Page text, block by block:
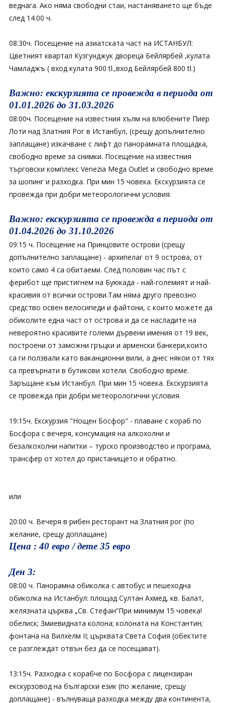
веднага. Ако няма свободни стаи, настаняването ще бъде
след 14.00 ч.
08:30ч. Посещение на азиатската част на ИСТАНБУЛ:
Цветният квартал Кузгунджук двореца Бейлярбей ,кулата
Чамладжъ ( вход кулата 900 tl.,вход Бейлярбей 800 tl.)
Важно: екскурзията се провежда в периода от
01.01.2026 до 31.03.2026
08:00ч. Посещение на известния хълм на влюбените Пиер
Лоти над Златния Рог в Истанбул, (срещу допълнително
заплащане) изкачване с лифт до панорамната площадка,
свободно време за снимки. Посещение на известния
търговски комплекс Venezia Mega Outlet и свободно време
за шопинг и разходка. При мин 15 човека. Екскурзията се
провежда при добри метеорологични условия.
Важно: екскурзията се провежда в периода от
01.04.2026 до 31.10.2026
09:15 ч. Посещение на Принцовите острови (срещу
допълнително заплащане) - архипелаг от 9 острова, от
които само 4 са обитаеми. След половин час път с
ферибот ще пристигнем на Буюкада - най-големият и най-
красивия от всички острови.Там няма друго превозно
средство освен велосипеди и файтони, с които можете да
обиколите една част от острова и да се насладите на
невероятно красивите големи дървени имения от 19 век,
построени от заможни гръцки и арменски банкери,които
са ги ползвали като ваканционни вили, а днес някои от тях
са превърнати в бутикови хотели. Свободно време.
Заръщане към Истанбул. При мин 15 човека. Екскурзията
се провежда при добри метеорологични условия.
19:15ч. Екскурзия "Нощен Босфор" - плаване с кораб по
Босфора с вечеря, консумация на алкохолни и
безалкохолни напитки – турско производство и програма,
трансфер от хотел до пристанището и обратно.
или
20:00 ч. Вечеря в рибен ресторант на Златния рог (по
желание, срещу доплащане)
Цена : 40 евро / дете 35 евро
Ден 3:
08:00 ч. Пaнорамна обиколка с автобус и пешеходна
обиколка на Истанбул: площад Султан Ахмед, кв. Балат,
желязната църква „Св. Стефан“При минимум 15 човека!
обелиск; Змиевидната колона; колоната на Константин;
фонтана на Вилхелм II; църквата Света София (обектите
се разглеждат отвън без да се посещават).
13:15ч. Разходка с корабче по Босфора с лицензиран
екскурзовод на български език (по желание, срещу
доплащане) - вълнуваща разходка между два континента,